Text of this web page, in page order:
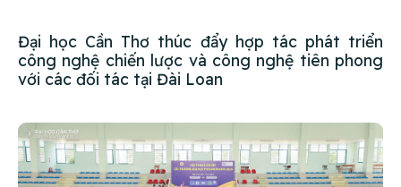
Đại học Cần Thơ thúc đẩy hợp tác phát triển
công nghệ chiến lược và công nghệ tiên phong
với các đối tác tại Đài Loan